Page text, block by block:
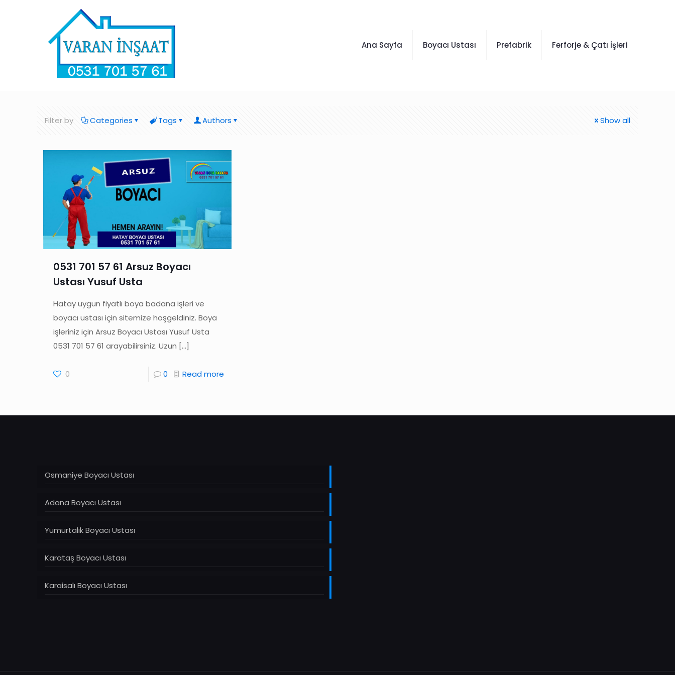
Ana Sayfa Boyacı Ustası Prefabrik Ferforje & Çatı İşleri
Filter by Categories Tags Authors Show all
0531 701 57 61 Arsuz Boyacı
Ustası Yusuf Usta
Hatay uygun fiyatlı boya badana işleri ve
boyacı ustası için sitemize hoşgeldiniz. Boya
işleriniz için Arsuz Boyacı Ustası Yusuf Usta
0531 701 57 61 arayabilirsiniz. Uzun […]
0 0 Read more
Osmaniye Boyacı Ustası
Adana Boyacı Ustası
Yumurtalık Boyacı Ustası
Karataş Boyacı Ustası
Karaisalı Boyacı Ustası